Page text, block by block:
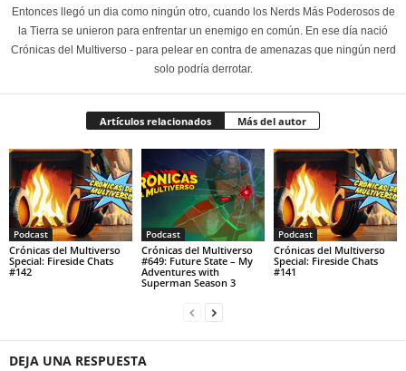
Entonces llegó un dia como ningún otro, cuando los Nerds Más Poderosos de
la Tierra se unieron para enfrentar un enemigo en común. En ese día nació
Crónicas del Multiverso - para pelear en contra de amenazas que ningún nerd
solo podría derrotar.
Artículos relacionados Más del autor
Podcast
Crónicas del Multiverso
Special: Fireside Chats
#142
Podcast
Crónicas del Multiverso
#649: Future State – My
Adventures with
Superman Season 3
Podcast
Crónicas del Multiverso
Special: Fireside Chats
#141
DEJA UNA RESPUESTA